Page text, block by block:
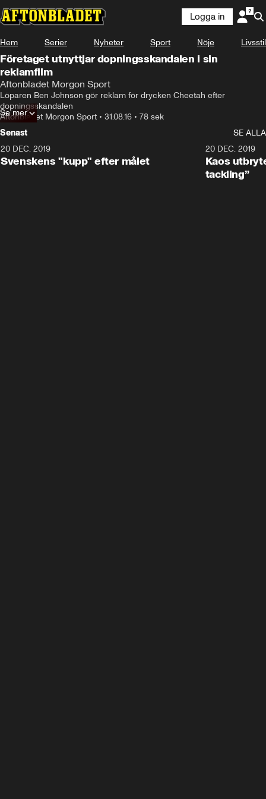
Logga in
Hem Serier Nyheter Sport Nöje Livsstil
Företaget utnyttjar dopningsskandalen i sin
reklamfilm
Aftonbladet Morgon Sport
Löparen Ben Johnson gör reklam för drycken Cheetah efter
dopningsskandalen
Aftonbladet Morgon Sport • 31.08.16 • 78 sek
Se mer
Senast
SE ALLA
20 DEC. 2019
Svenskens "kupp" efter målet
20 DEC. 2019
Kaos
tackling”